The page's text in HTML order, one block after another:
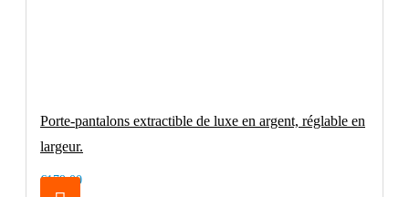
Porte-pantalons extractible de luxe en argent, réglable en
largeur.
€179.00